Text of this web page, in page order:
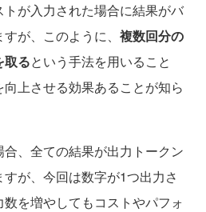
が入力された場合に結果がバ
が、このように、 複数回分の
取るという手法を用いること
上させる効果あることが知ら
、全ての結果が出力トークン
が、今回は数字が1つ出力さ
を増やしてもコストやパフォ